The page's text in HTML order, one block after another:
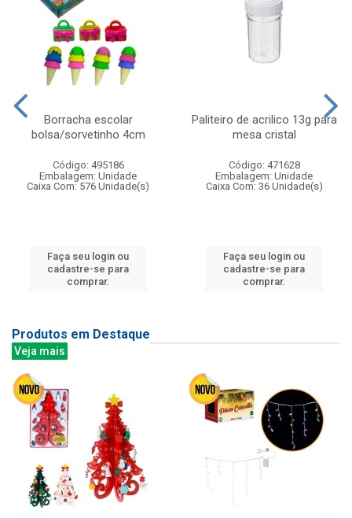
Borracha escolar
bolsa/sorvetinho 4cm
Código: 495186
Embalagem: Unidade
Caixa Com: 576 Unidade(s)
Faça seu login ou
cadastre-se para
comprar.
Paliteiro de acrilico 13g para
mesa cristal
Código: 471628
Embalagem: Unidade
Caixa Com: 36 Unidade(s)
Faça seu login ou
cadastre-se para
comprar.
Produtos em Destaque
Veja mais